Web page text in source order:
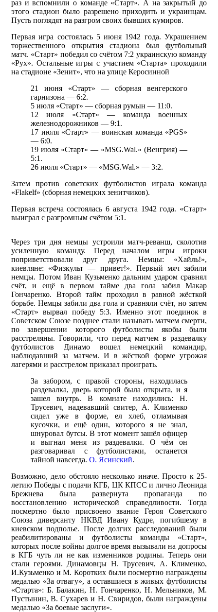
раз и вспомнили о команде «Старт». А на закрытый до
этого стадион было разрешено приходить и украинцам.
Пусть поглядят на разгром своих бывших кумиров.
Первая игра состоялась 5 июня 1942 года. Украшением
торжественного открытия стадиона был футбольный
матч. «Старт» победил со счётом 7:2 украинскую команду
«Рух». Остальные игры с участием «Старта» проходили
на стадионе «Зенит», что на улице Керосинной
21 июня «Старт» — сборная венгерского
гарнизона — 6:2.
5 июля «Старт» — сборная румын — 11:0.
12 июля «Старт» — команда военных
железнодорожников — 9:1.
17 июля «Старт» — воинская команда «PGS»
— 6:0.
19 июля «Старт» — «MSG.Wal.» (Венгрия) —
5:1.
26 июля «Старт» — «MSG.Wal.» — 3:2.
Затем против советских футболистов играла команда
«Flakelf» (сборная немецких зенитчиков).
Первая встреча состоялась 6 августа 1942 года. «Старт»
выиграл с разгромным счётом 5:1.
Через три дня немцы устроили матч-реванш, сколотив
усиленную команду. Перед началом игры игроки
поприветствовали друг друга. Немцы: «Хайль!»,
киевляне: «Физкульт — привет!». Первый мяч забили
немцы. Потом Иван Кузьменко дальним ударом сравнял
счёт, и ещё в первом тайме два гола забил Макар
Гончаренко. Второй тайм проходил в равной жёсткой
борьбе. Немцы забили два гола и сравняли счёт, но затем
«Старт» вырвал победу 5:3. Именно этот поединок в
Советском Союзе позднее стали называть матчем смерти,
по завершении которого футболисты якобы были
расстреляны. Говорили, что перед матчем в раздевалку
футболистов Динамо вошел немецкий командир,
наблюдавший за матчем. И в жёсткой форме угрожая
лагерями и расстрелом приказал проиграть.
За забором, с правой стороны, находилась
раздевалка, дверь которой была открыта, и я
зашел внутрь. В комнате находились: Н.
Трусевич, надевавший свитер, А. Клименко
сидел уже в форме, ел хлеб, отламывая
кусочки, и ещё один, которого я не знал,
шнуровал бутсы. В этот момент зашёл офицер
и выгнал меня из раздевалки. О чём он
разговаривал с футболистами, останется
тайной навсегда. О. Ясинский.
Возможно, дело обстояло несколько иначе. Просто к 25-
летию Победы с подачи КГБ, ЦК КПСС и лично Леонида
Брежнева была развернута пропаганда по
восстановлению исторической справедливости. Тогда
посмертно было присвоено звание Героя Советского
Союза диверсанту НКВД Ивану Кудре, погибшему в
киевском подполье. После долгих расследований были
реабилитированы и футболисты команды «Старт»,
которых после войны долгое время вызывали на допросы
в КГБ чуть ли не как изменников родины. Теперь они
стали героями. Динамовцы Н. Трусевич, А. Клименко,
И.Кузьменко и М. Коротких были посмертно награждены
медалью «За отвагу», а оставшиеся в живых футболисты
«Старта»: Б. Балакин, Н. Гончаренко, Н. Мельников, М.
Пустынин, В. Сухарев и Н. Свиридов, были награждены
медалью «За боевые заслуги».